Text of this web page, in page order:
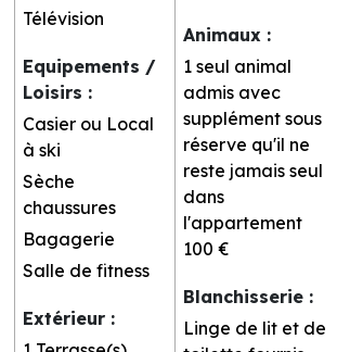
Télévision
Equipements /
Loisirs :
Casier ou Local
à ski
Sèche
chaussures
Bagagerie
Salle de fitness
Extérieur :
Animaux :
1 seul animal
admis avec
supplément sous
réserve qu'il ne
reste jamais seul
dans
l'appartement
100 €
Blanchisserie :
Linge de lit et de